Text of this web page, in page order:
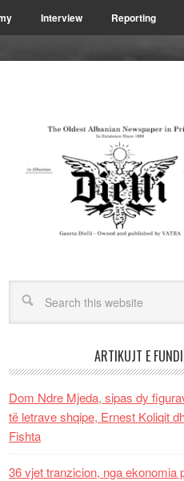
Interview Reporting
ARTIKUJT E
Dom Ndre Mjeda, sipas dy
të letrave shqipe, Ernest Koliqit
Fishta
36 vjet tranzicion, nga ekonomia